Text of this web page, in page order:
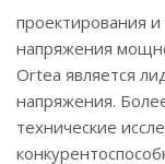
проектирования
напряжения
Ortea является
напряжения.
технические